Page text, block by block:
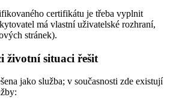
certifikátu je třeba vyplnit
má vlastní uživatelské rozhraní,
stránek).
životní situaci řešit
jako služba; v současnosti zde existují